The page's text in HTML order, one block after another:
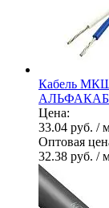
Кабель
Цена:
33.04 руб. /
Оптовая
32.38 руб. /